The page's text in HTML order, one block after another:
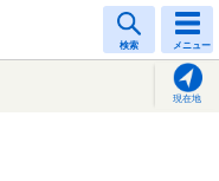
検索 メニュー
現在地